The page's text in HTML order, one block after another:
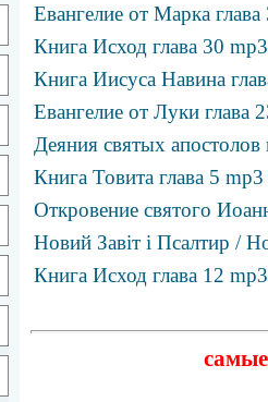
Евангелие от Марка
Книга Исход глава 30 mp3
Книга Иисуса Навина
Евангелие от Луки глава
Деяния святых апостолов
Книга Товита глава 5 mp3
Откровение святого
Новий Завіт і Псалтир /
Книга Исход глава 12 mp3